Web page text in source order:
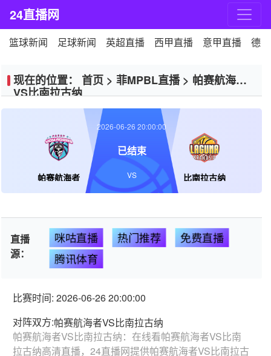
24直播网
篮球新闻 足球新闻 英超直播 西甲直播 意甲直播 德
现在的位置： 首页 > 菲MPBL直播> 帕赛航海者
VS比南拉古纳
帕赛航海者 比南拉古纳
2026-06-26 20:00:00
已结束
VS
直播
源：
咪咕直播 热门推荐 免费直播
腾讯体育
比赛时间: 2026-06-26 20:00:00
对阵双方:帕赛航海者VS比南拉古纳
帕赛航海者VS比南拉古纳：在线看帕赛航海者VS比南
拉古纳高清直播，24直播网提供帕赛航海者VS比南拉古